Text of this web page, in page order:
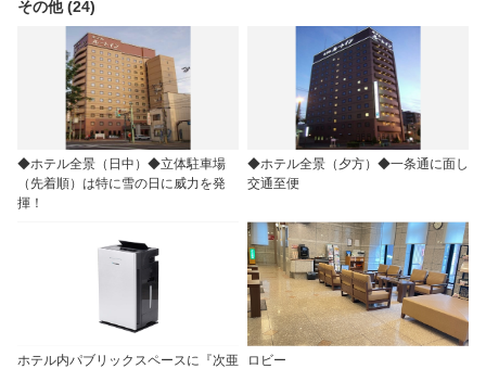
その他 (24)
◆ホテル全景（日中）◆立体駐車場
（先着順）は特に雪の日に威力を発
揮！
◆ホテル全景（夕方）◆一条通に面し
交通至便
ホテル内パブリックスペースに『次亜
ロビー